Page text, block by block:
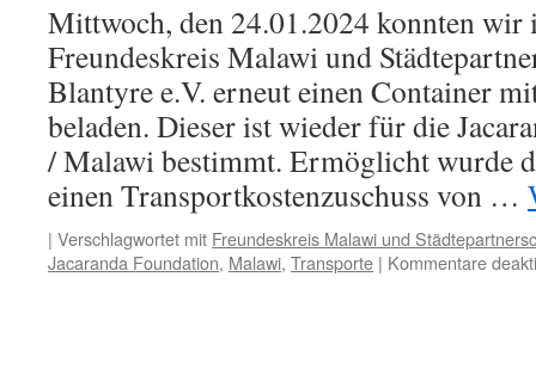
Mittwoch, den 24.01.2024 konnten wir
Freundeskreis Malawi und
Blantyre e.V. erneut einen Container
beladen. Dieser ist wieder für die
/ Malawi bestimmt. Ermöglicht wurde
einen Transportkostenzuschuss von …
| Verschlagwortet mit Freundeskreis Malawi und
Jacaranda Foundation, Malawi, Transporte | Kommentare